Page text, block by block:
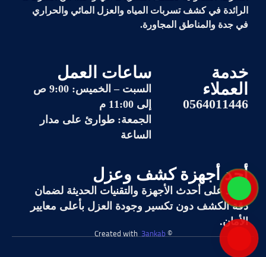
الرائدة فيكشف تسربات المياه والعزل المائي والحراري
في جدة والمناطق المجاورة.
خدمة
العملاء
0564011446
ساعات العمل
السبت – الخميس: 9:00 ص
إلى 11:00 م
الجمعة: طوارئ على مدار
الساعة
أحد أجهزة كشف وعزل
نعتمد على أحدث الأجهزة والتقنيات الحديثة لضمان
دقة الكشف دون تكسير وجودة العزل بأعلى معايير
الأمان.
© Created with
3ankab